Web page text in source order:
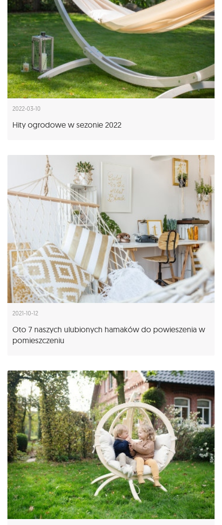
2022-03-10
Hity ogrodowe w sezonie 2022
2021-10-12
Oto 7 naszych ulubionych hamaków do powieszenia w
pomieszczeniu